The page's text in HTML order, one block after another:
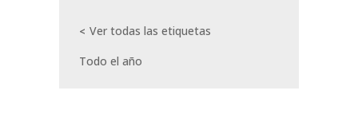
Ver todas las etiquetas
Todo el año